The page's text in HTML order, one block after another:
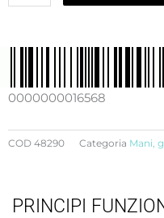
puri
burro
karité
0000000016568
COD 48290 Categoria Mani,
PRINCIPI